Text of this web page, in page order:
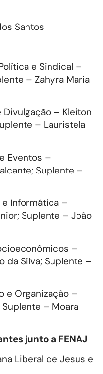
Santos
e Sindical –
– Zahyra Maria
– Kleiton
– Lauristela
Eventos –
Suplente –
Informática –
Suplente – João
–
da Silva; Suplente –
e Organização –
– Moara
junto a FENAJ
Liberal de Jesus e